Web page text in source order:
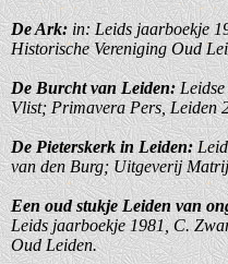
Genealogie
Register
Artikelen
Verwijzingen
Contact
De Ark:in: Leids jaarboekje
Historische Vereniging Oud
De Burcht van Leiden:Leidse
Vlist; Primavera Pers, Leiden
De Pieterskerk in Leiden:
van den Burg; Uitgeverij
Een oud stukje Leiden van
Leids jaarboekje 1981, C.
Oud Leiden.